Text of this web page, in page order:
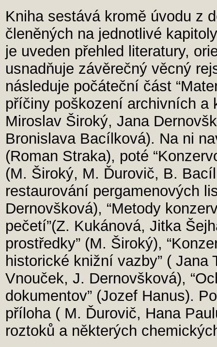
Kniha sestává kromě úvodu z
členěných na jednotlivé
je uveden přehled literatury,
usnadňuje závěrečný věcný
následuje počáteční část
příčiny poškození archivních a
Miroslav Široký, Jana
Bronislava Bacílková). Na ni
(Roman Straka), poté
(M. Široký, M. Ďurovič, B.
restaurování pergamenových
Dernovšková), “Metody
pečetí”(Z. Kukánová, Jitka
prostředky” (M. Široký),
historické knižní vazby” (
Vnouček, J. Dernovšková),
dokumentov” (Jozef Hanus).
příloha ( M. Ďurovič, Hana
roztoků a některých